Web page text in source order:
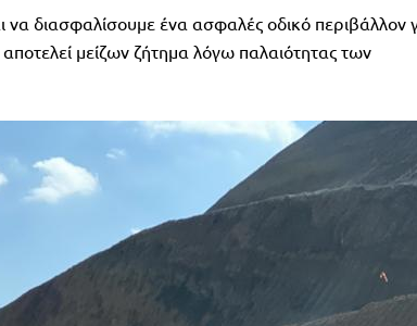
να διασφαλίσουμε ένα ασφαλές οδικό περιβάλλον
μείζων ζήτημα λόγω παλαιότητας των